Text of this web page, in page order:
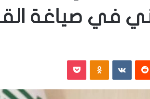
في صياغة
‏VKontakte